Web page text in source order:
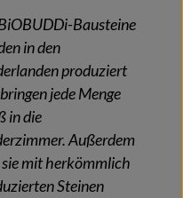
Bausteine
in den
produziert
jede Menge
in die
Außerdem
mit herkömmlich
Steinen